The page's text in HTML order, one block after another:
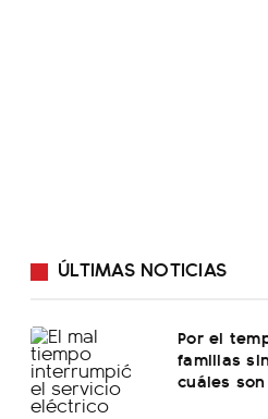
ÚLTIMAS NOTICIAS
Por el
familias
cuáles